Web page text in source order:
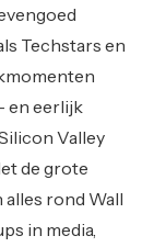
Techstars en
en eerlijk
Valley
de grote
alles rond Wall
in media,